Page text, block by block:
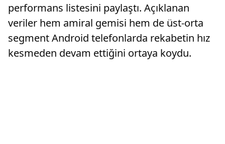
performans listesini paylaştı. Açıklanan
veriler hem amiral gemisi hem de üst-orta
segment Android telefonlarda rekabetin hız
kesmeden devam ettiğini ortaya koydu.